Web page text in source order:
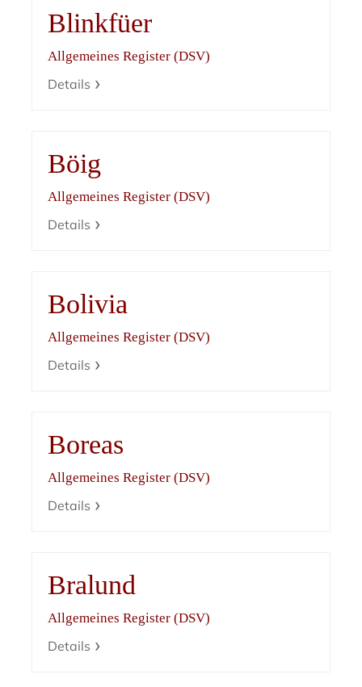
Blinkfüer
Allgemeines Register (DSV)
Details
Böig
Allgemeines Register (DSV)
Details
Bolivia
Allgemeines Register (DSV)
Details
Boreas
Allgemeines Register (DSV)
Details
Bralund
Allgemeines Register (DSV)
Details